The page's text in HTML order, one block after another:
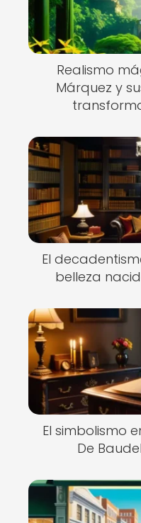
Realismo
Márquez y
El
belleza
El simbolismo
De